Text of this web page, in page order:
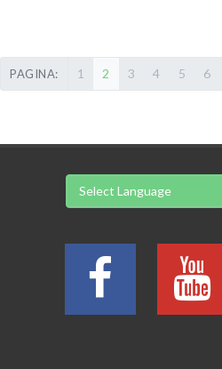
PAGINA: 1 2 3 4 5 6